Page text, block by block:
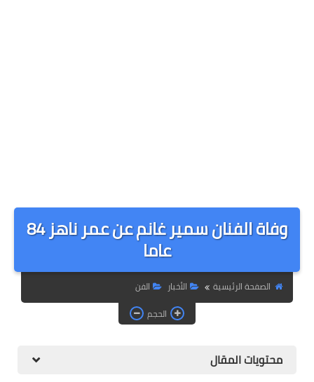
وفاة الفنان سمير غانم عن عمر ناهز 84
عاما
الصفحة الرئيسية الأخبار
الفن
الحجم
محتويات المقال